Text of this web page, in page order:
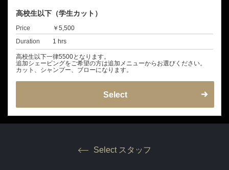
高校生以下（学生カット）
Price
￥5,500
Duration
1 hrs
高校生以下一律5500となります。
追加シェービングをご希望の方は追加メニューからお選びください。
カット、シャンプー、ブローになります。
Select
Select スタッフ